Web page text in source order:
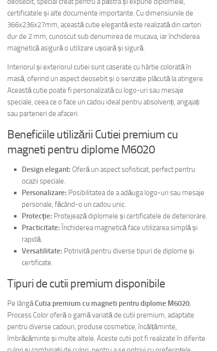
certificatele și alte documente importante. Cu dimensiunile de
366x236x27mm, această cutie elegantă este realizată din carton
dur de 2 mm, cunoscut sub denumirea de mucava, iar închiderea
magnetică asigură o utilizare ușoară și sigură.
Interiorul și exteriorul cutiei sunt caserate cu hârtie colorată în
masă, oferind un aspect deosebit și o senzație plăcută la atingere.
Această cutie poate fi personalizată cu logo-uri sau mesaje
speciale, ceea ce o face un cadou ideal pentru absolvenți, angajați
sau parteneri de afaceri.
Beneficiile utilizării Cutiei premium cu
magneti pentru diplome M6020
Design elegant: Oferă un aspect sofisticat, perfect pentru
ocazii speciale.
Personalizare: Posibilitatea de a adăuga logo-uri sau mesaje
personale, făcând-o un cadou unic.
Protecție: Protejează diplomele și certificatele de deteriorare.
Practicitate: Închiderea magnetică face utilizarea simplă și
rapidă.
Versatilitate: Potrivită pentru diverse tipuri de diplome și
certificate.
Tipuri de cutii premium disponibile
Pe lângăCutia premium cu magneti pentru diplome M6020,
Process Color oferă o gamă variată de cutii premium, adaptate
pentru diverse cadouri, produse cosmetice, încălțăminte,
îmbrăcăminte și multe altele. Aceste cutii pot fi realizate în diferite